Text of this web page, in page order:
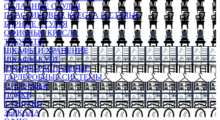
СКЛАДНЫЕ СТУЛЬЯ
ПЛАСТИКОВЫЕ КРЕСЛА И СТУЛЬЯ
БАРНЫЕ СТУЛЬЯ
ОФИСНЫЕ КРЕСЛА
ТАБУРЕТЫ
ШКАФЫ И ХРАНЕНИЕ
ШКАФЫ-КУПЕ
ШКАФЫ-РАСПАШНЫЕ
ГАРДЕРОБНЫЕ СИСТЕМЫ
СТЕЛЛАЖИ
ПОЛКИ
СУНДУКИ
ЗЕРКАЛА